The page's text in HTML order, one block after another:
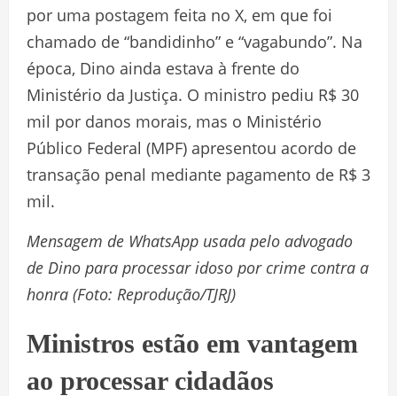
por uma postagem feita no X, em que foi
chamado de “bandidinho” e “vagabundo”. Na
época, Dino ainda estava à frente do
Ministério da Justiça. O ministro pediu R$ 30
mil por danos morais, mas o Ministério
Público Federal (MPF) apresentou acordo de
transação penal mediante pagamento de R$ 3
mil.
Mensagem de WhatsApp usada pelo advogado
de Dino para processar idoso por crime contra a
honra (Foto: Reprodução/TJRJ)
Ministros estão em vantagem
ao processar cidadãos